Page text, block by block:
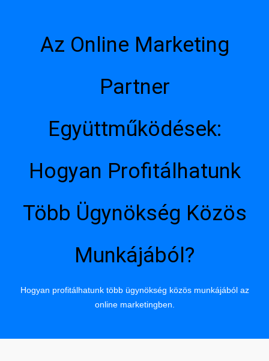
Az Online Marketing
Partner
Együttműködések:
Hogyan Profitálhatunk
Több Ügynökség Közös
Munkájából?
Hogyan profitálhatunk több ügynökség közös munkájából az
online marketingben.